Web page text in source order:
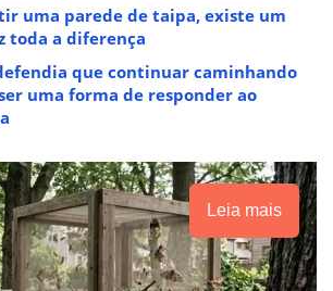
uma parede de taipa, existe um
toda a diferença
que continuar caminhando
uma forma de responder ao
Leia mais